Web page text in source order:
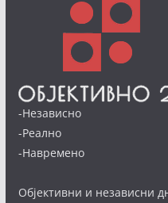
-Независно
-Реално
-Навремено
Објективни и независни